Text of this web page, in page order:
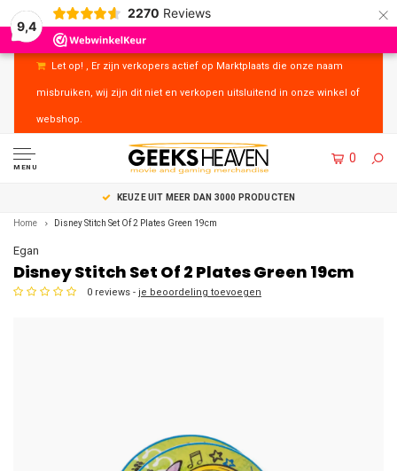
9,4
2270 Reviews ×
Let op! , Er zijn verkopers actief op Marktplaats die onze naam
misbruiken, wij zijn dit niet en verkopen uitsluitend in onze winkel of
webshop.
MENU
0
UITSTEKENDE KLANTENSERVICE
Home Disney Stitch Set Of 2 Plates Green 19cm
Egan
Disney Stitch Set Of 2 Plates Green 19cm
0 reviews - je beoordeling toevoegen